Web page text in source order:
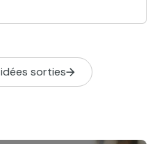
sorties